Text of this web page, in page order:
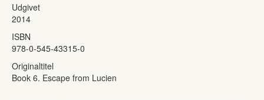
Udgivet
2014
ISBN
978-0-545-43315-0
Originaltitel
Book 6. Escape from Lucien